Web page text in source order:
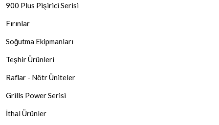
900 Plus Pişirici Serisi
Fırınlar
Soğutma Ekipmanları
Teşhir Ürünleri
Raflar - Nötr Üniteler
Grills Power Serisi
İthal Ürünler